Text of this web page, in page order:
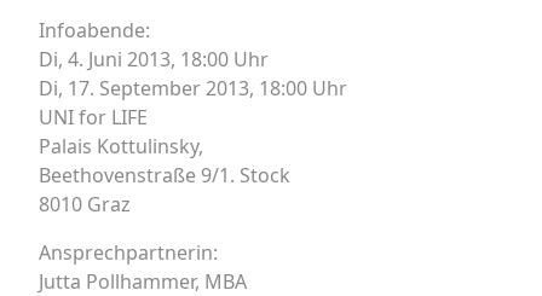
Infoabende:
Di, 4. Juni 2013, 18:00 Uhr
Di, 17. September 2013, 18:00 Uhr
UNI for LIFE
Palais Kottulinsky,
Beethovenstraße 9/1. Stock
8010 Graz
Ansprechpartnerin:
Jutta Pollhammer, MBA